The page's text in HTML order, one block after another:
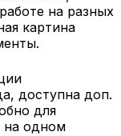
на разных
картина
доступна доп.
для
на одном